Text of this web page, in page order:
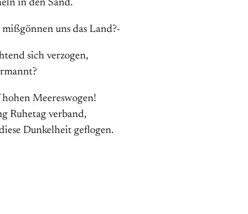
in den Sand.
uns das Land?-
sich verzogen,
Meereswogen!
Ruhetag verband,
Dunkelheit geflogen.